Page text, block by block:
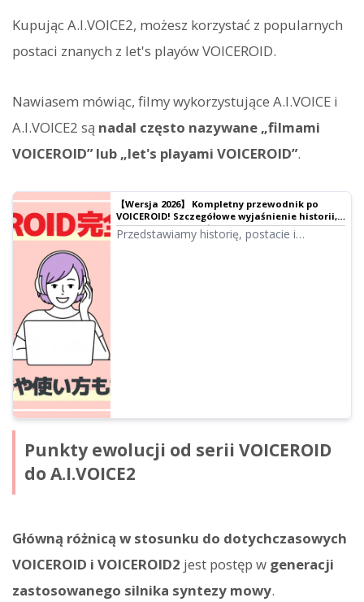
Kupując A.I.VOICE2, możesz korzystać z popularnych
postaci znanych z let's playów VOICEROID.
Nawiasem mówiąc, filmy wykorzystujące A.I.VOICE i
A.I.VOICE2 są nadal często nazywane „filmami
VOICEROID” lub „let's playami VOICEROID”.
【Wersja 2026】 Kompletny przewodnik po
VOICEROID! Szczegółowe wyjaśnienie historii,
postaci, sposobu użycia i kultury Boiro
Przedstawiamy historię, postacie i
Punkty ewolucji od serii VOICEROID
do A.I.VOICE2
Główną różnicą w stosunku do dotychczasowych
VOICEROID i VOICEROID2 jest postęp w generacji
zastosowanego silnika syntezy mowy.